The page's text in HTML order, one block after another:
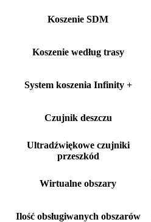
Koszenie SDM
Koszenie według trasy
System koszenia Infinity +
Czujnik deszczu
Ultradźwiękowe czujniki
przeszkód
Wirtualne obszary
Ilość obsługiwanych obszarów